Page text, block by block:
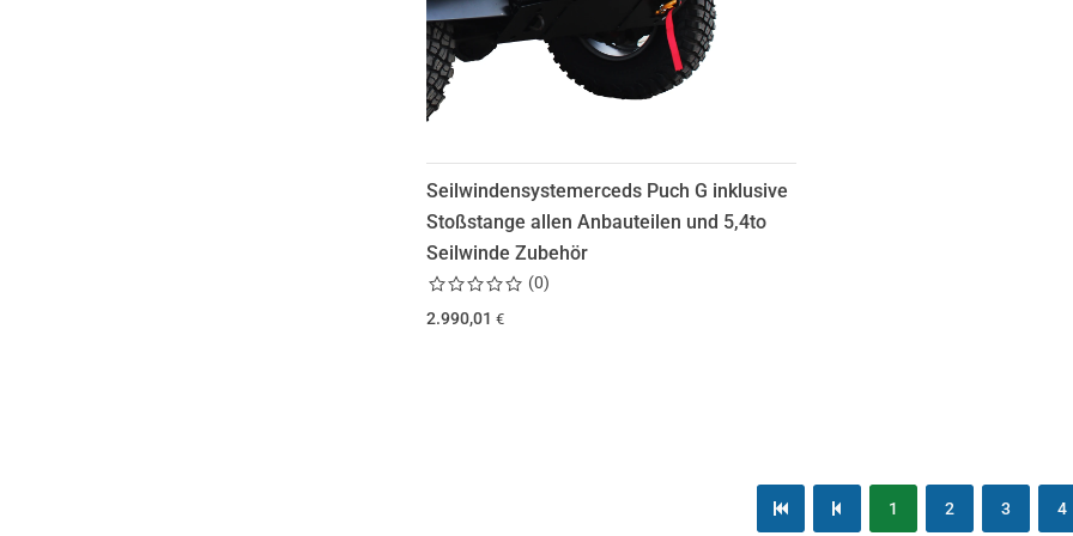
Seilwindensystemerceds Puch G inklusive
Stoßstange allen Anbauteilen und 5,4to
Seilwinde Zubehör
(0)
2.990,01 €
erste Seite vorherige Seite 1 2 3 4